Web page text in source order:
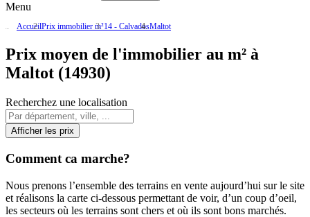
Menu
AccueilPrix immobilier m²14 - CalvadosMaltot
Prix moyen de l'immobilier au m² à
Maltot (14930)
Recherchez une localisation
Afficher les prix
Comment ca marche?
Nous prenons l’ensemble des terrains en vente aujourd’hui sur le site
et réalisons la carte ci-dessous permettant de voir, d’un coup d’oeil,
les secteurs où les terrains sont chers et où ils sont bons marchés.